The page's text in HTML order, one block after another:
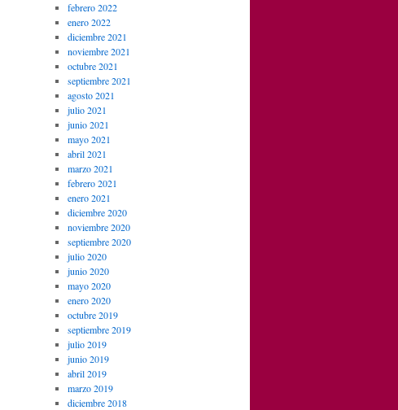
febrero 2022
enero 2022
diciembre 2021
noviembre 2021
octubre 2021
septiembre 2021
agosto 2021
julio 2021
junio 2021
mayo 2021
abril 2021
marzo 2021
febrero 2021
enero 2021
diciembre 2020
noviembre 2020
septiembre 2020
julio 2020
junio 2020
mayo 2020
enero 2020
octubre 2019
septiembre 2019
julio 2019
junio 2019
abril 2019
marzo 2019
diciembre 2018